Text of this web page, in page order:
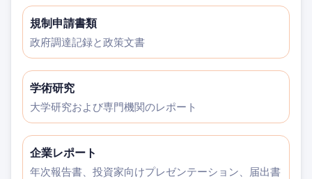
規制申請書類
政府調達記録と政策文書
学術研究
大学研究および専門機関のレポート
企業レポート
年次報告書、投資家向けプレゼンテーション、届出書